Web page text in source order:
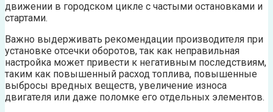
движении в городском цикле с частыми остановками и
стартами.
Важно выдерживать рекомендации производителя при
установке отсечки оборотов, так как неправильная
настройка может привести к негативным последствиям,
таким как повышенный расход топлива, повышенные
выбросы вредных веществ, увеличение износа
двигателя или даже поломке его отдельных элементов.